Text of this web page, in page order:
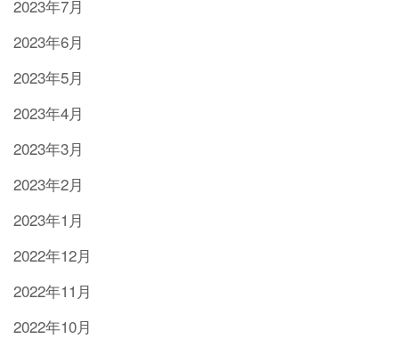
2023年7月
2023年6月
2023年5月
2023年4月
2023年3月
2023年2月
2023年1月
2022年12月
2022年11月
2022年10月